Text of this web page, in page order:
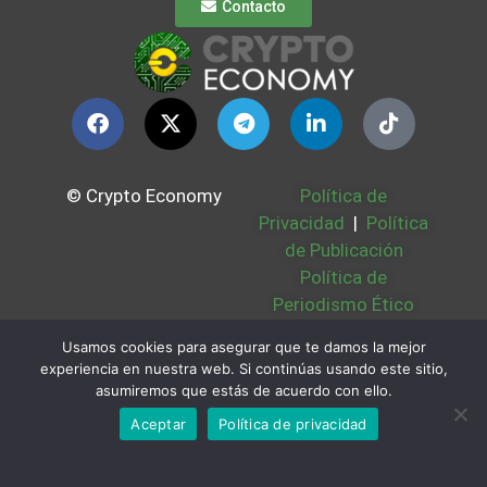
Contacto
© Crypto Economy
Política de
Privacidad | Política
de Publicación
Política de
Periodismo Ético
Bases Legales |
Partners | Sobre
Nosotros
Usamos cookies para asegurar que te damos la mejor
experiencia en nuestra web. Si continúas usando este sitio,
asumiremos que estás de acuerdo con ello.
Aceptar
Política de privacidad